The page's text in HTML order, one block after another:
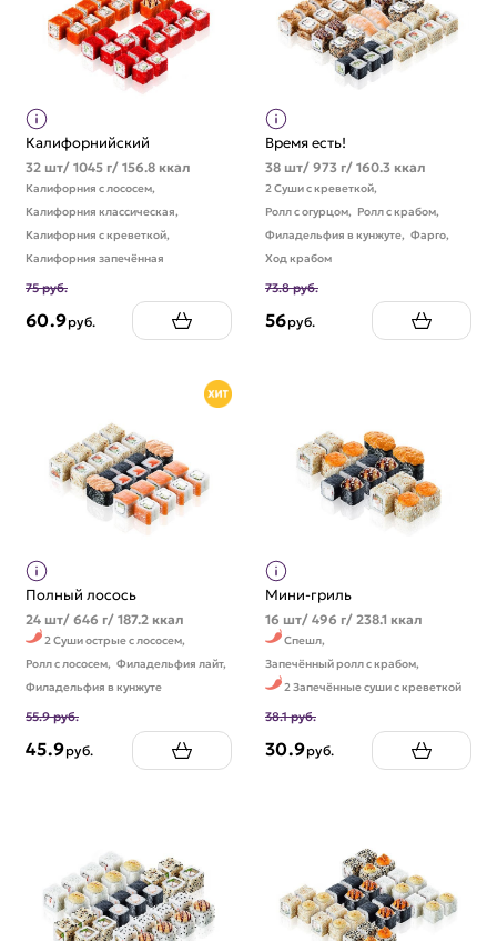
Калифорнийский
32 шт/ 1045 г/ 156.8 ккал
Калифорния с лососем,
Калифорния классическая,
Калифорния с креветкой,
Калифорния запечённая
75 руб.
60.9руб.
Время есть!
38 шт/ 973 г/ 160.3 ккал
2 Суши с креветкой,
Ролл с огурцом, Ролл с крабом,
Филадельфия в кунжуте, Фарго,
Ход крабом
73.8 руб.
56руб.
Полный лосось
24 шт/ 646 г/ 187.2 ккал
2 Суши острые с лососем,
Ролл с лососем, Филадельфия лайт,
Филадельфия в кунжуте
55.9 руб.
45.9руб.
Мини-гриль
16 шт/ 496 г/ 238.1 ккал
Спешл,
Запечённый ролл с крабом,
2 Запечённые суши с креветкой
38.1 руб.
30.9руб.